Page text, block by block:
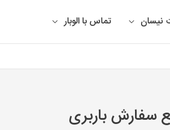
نیسان تماس با الوبار
سفارش باربری